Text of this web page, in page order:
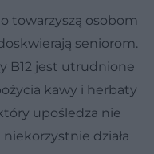
towarzyszą osobom
seniorom.
B12 jest utrudnione
kawy i herbaty
upośledza nie
działa